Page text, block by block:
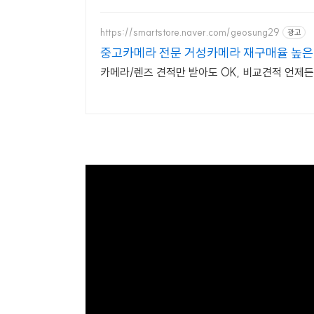
https://smartstore.naver.com/geosung29 광고
중고카메라 전문 거성카메라 재구매율 높
카메라/렌즈 견적만 받아도 OK, 비교견적 언제